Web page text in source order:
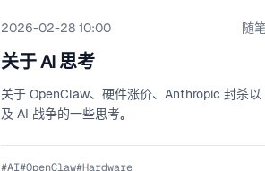
2026-02-28 10:00 随
关于 AI 思考
关于 OpenClaw、硬件涨价、Anthropic 封杀以
及 AI 战争的一些思考。
#AI#OpenClaw#Hardware